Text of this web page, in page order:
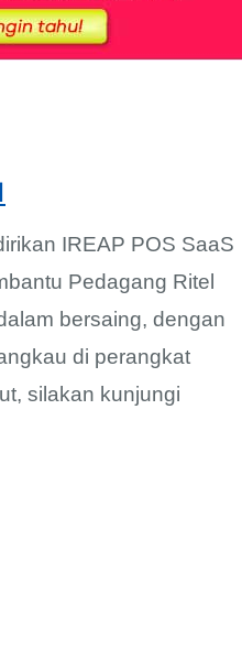
IREAP POS SaaS
Pedagang Ritel
bersaing, dengan
di perangkat
silakan kunjungi